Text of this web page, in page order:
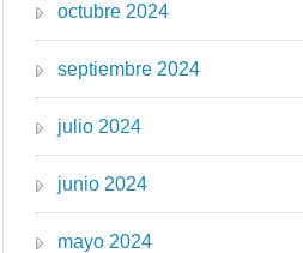
octubre 2024
septiembre 2024
julio 2024
junio 2024
mayo 2024